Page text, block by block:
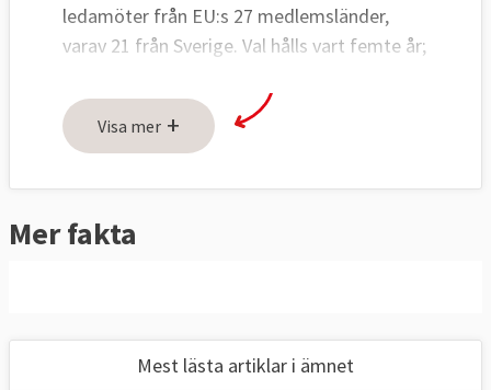
ledamöter från EU:s 27 medlemsländer,
varav 21 från Sverige. Val hålls vart femte år;
EU-länderna har över tid gett
Europaparlamentet mera makt och
lagstiftningsområden
EU-ländernas regeringar och
Europaparlamentarikerna måste vara överens
Visa mer +
Mer fakta
Mest lästa artiklar i ämnet